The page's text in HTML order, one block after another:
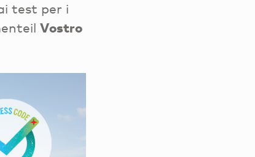
test per i
Vostro